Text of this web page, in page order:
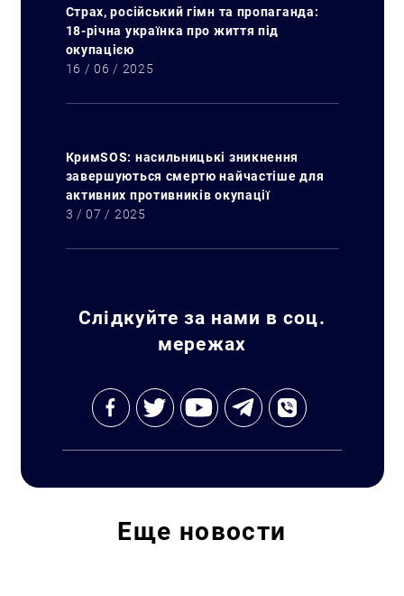
Страх, російський гімн та пропаганда:
18-річна українка про життя під
окупацією
16 / 06 / 2025
КримSOS: насильницькі зникнення
завершуються смертю найчастіше для
активних противників окупації
3 / 07 / 2025
Слідкуйте за нами в соц.
мережах
Еще новости